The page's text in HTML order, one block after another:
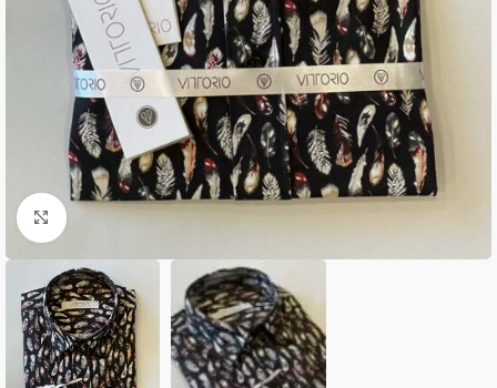
Κλικ για μεγέθυνση